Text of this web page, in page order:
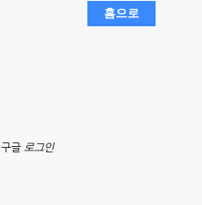
구글 로그인